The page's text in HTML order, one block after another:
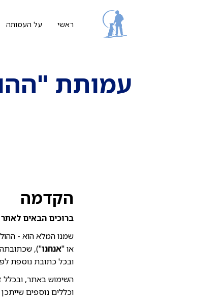
ראשי על העמותה
עמותת
הקדמה
ברוכים הבאים
שמנו המלא הוא -
או "אנחנו"), שכתובתה ברחוב
ובכל כתובת נוספת
השימוש באתר, ובכלל
וכללים נוספים שייתכן